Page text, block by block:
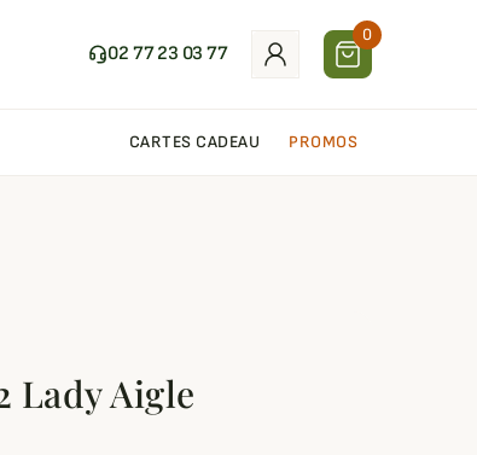
02 77 23 03 77
0
CARTES CADEAU PROMOS
Lady Aigle